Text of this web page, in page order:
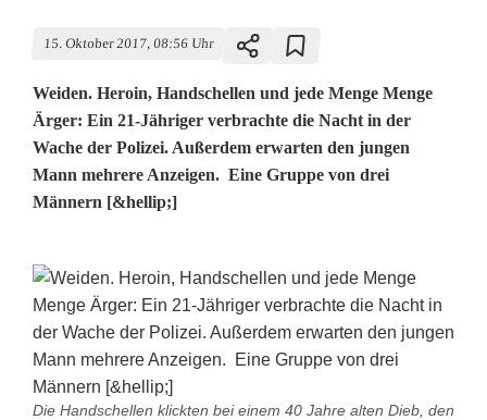
15. Oktober 2017, 08:56 Uhr
Weiden. Heroin, Handschellen und jede Menge Menge
Ärger: Ein 21-Jähriger verbrachte die Nacht in der
Wache der Polizei. Außerdem erwarten den jungen
Mann mehrere Anzeigen. Eine Gruppe von drei
Männern [&hellip;]
Die Handschellen klickten bei einem 40 Jahre alten Dieb, den